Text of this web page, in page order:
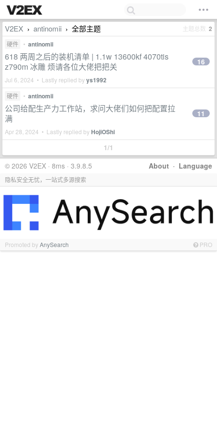
V2EX › antinomii › 全部主题 主题总数 2
硬件 • antinomii
618 两周之后的装机清单 | 1.1w 13600kf 4070tis
z790m 冰雕 烦请各位大佬把把关
Jul 6, 2024 • Lastly replied byys1992
16
硬件 • antinomii
公司给配生产力工作站，求问大佬们如何把配置拉
满
Apr 28, 2024 • Lastly replied byHojiOShi
11
1/1
About · Language
© 2026 V2EX · 8ms · 3.9.8.5
隐私安全无忧，一站式多源搜索
Promoted byAnySearch PRO